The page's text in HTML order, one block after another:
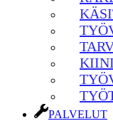
PALVELUT